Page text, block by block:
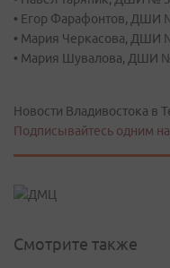
• Егор Фарафонтов, ДШИ
• Мария Черкасова, ДШИ
• Мария Шувалова, ДШИ
Новости Владивостока в
Подписывайтесь одним
Смотрите также